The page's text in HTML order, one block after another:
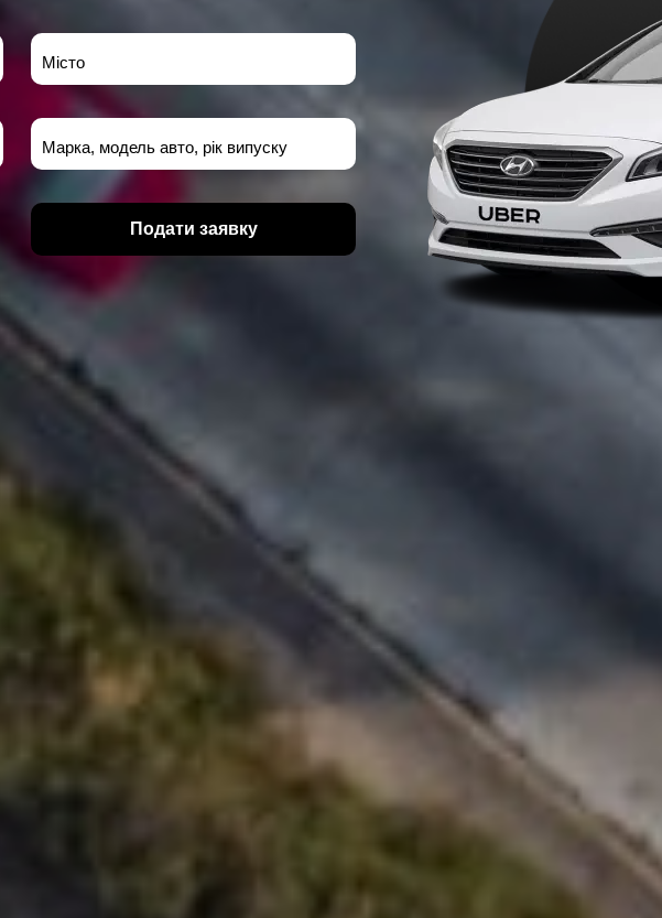
Місто
Марка, модель авто, рік випуску
Подати заявку